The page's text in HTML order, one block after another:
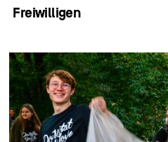
Freiwilligen